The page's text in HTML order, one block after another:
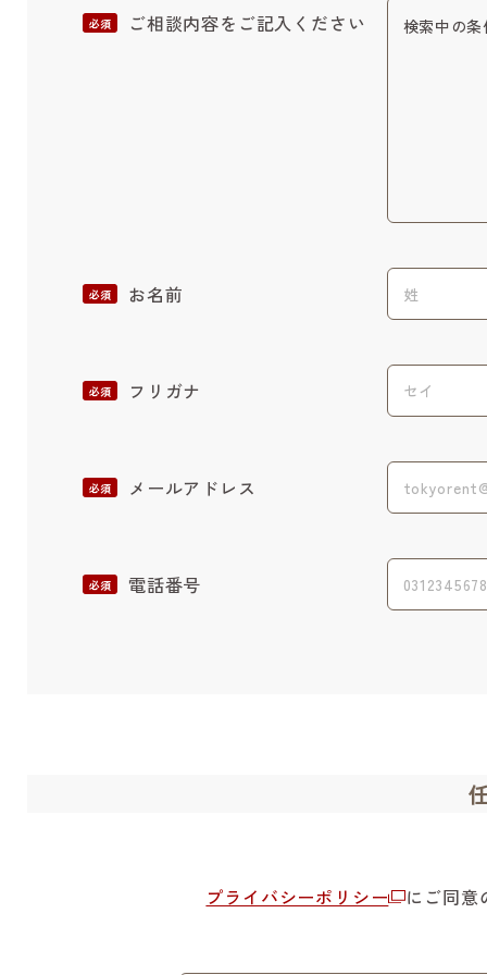
必須 ご相談内容をご記入ください
必須 お名前
必須 フリガナ
必須 メールアドレス
必須 電話番号
プライバシーポリシー にご同意